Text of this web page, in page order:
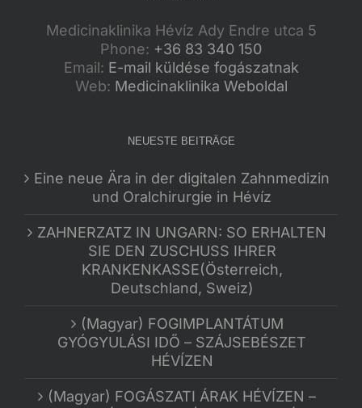
Medicinaklinika Hévíz Ady Endre utca 5
Phone: +36 83 340 150
Email: E-mail küldése fogászatnak
Web: Medicinaklinika Weboldal
NEUESTE BEITRÄGE
Eine neue Ära in der digitalen Zahnmedizin
und Oralchirurgie in Hévíz
ZAHNERZATZ IN UNGARN: SO ERHALTEN
SIE DEN ZUSCHUSS IHRER
KRANKENKASSE(Österreich,
Deutschland, Sweiz)
(Magyar) FOGIMPLANTÁTUM
GYÓGYULÁSI IDŐ – SZÁJSEBÉSZET
HÉVÍZEN
(Magyar) FOGÁSZATI ÁRAK HÉVÍZEN –